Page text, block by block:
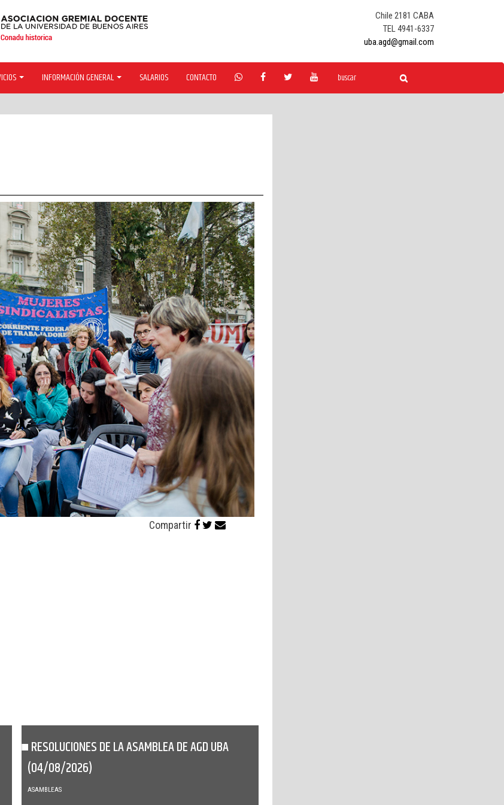
Chile 2181 CABA
TEL 4941-6337
uba.agd@gmail.com
INFORMACIÓN GENERAL SALARIOS CONTACTO
Compartir
RESOLUCIONES DE LA ASAMBLEA DE AGD UBA
(04/08/2026)
ASAMBLEAS